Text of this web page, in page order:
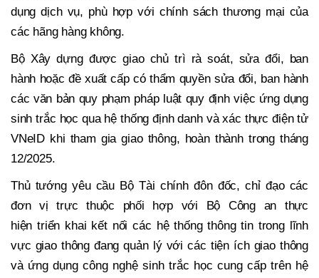
dụng dịch vụ, phù hợp với chính sách thương mại của
các hãng hàng không.
Bộ Xây dựng được giao chủ trì rà soát, sửa đổi, ban
hành hoặc đề xuất cấp có thẩm quyền sửa đổi, ban hành
các văn bản quy phạm pháp luật quy định việc ứng dụng
sinh trắc học qua hệ thống định danh và xác thực điện tử
VNeID khi tham gia giao thông, hoàn thành trong tháng
12/2025.
Thủ tướng yêu cầu Bộ Tài chính đôn đốc, chỉ đạo các
đơn vị trực thuộc phối hợp với Bộ Công an thực
hiện triển khai kết nối các hệ thống thông tin trong lĩnh
vực giao thông đang quản lý với các tiện ích giao thông
và ứng dụng công nghệ sinh trắc học cung cấp trên hệ